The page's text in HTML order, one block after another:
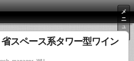
メ
ニ
ュ
ー
省スペース系タワー型ワイン